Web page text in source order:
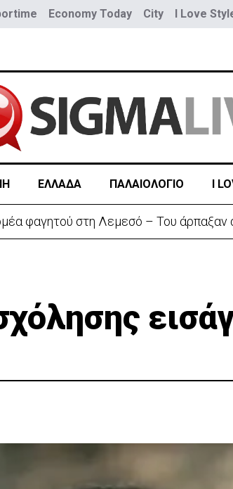
Economy Today City I Love
ΕΛΛΑΔΑ ΠΑΛΑΙΟΛΟΓΙΟ I
φαγητού στη Λεμεσό – Του άρπαξαν